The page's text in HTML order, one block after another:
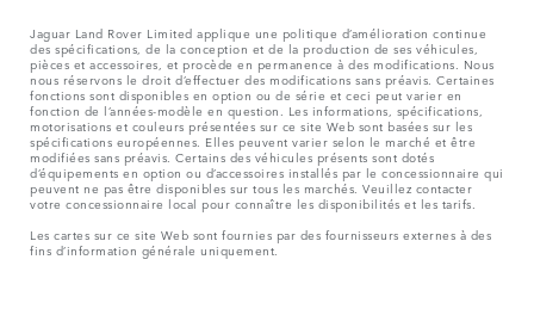
Jaguar Land Rover Limited applique une politique d’amélioration continue
des spécifications, de la conception et de la production de ses véhicules,
pièces et accessoires, et procède en permanence à des modifications. Nous
nous réservons le droit d’effectuer des modifications sans préavis. Certaines
fonctions sont disponibles en option ou de série et ceci peut varier en
fonction de l’années-modèle en question. Les informations, spécifications,
motorisations et couleurs présentées sur ce site Web sont basées sur les
spécifications européennes. Elles peuvent varier selon le marché et être
modifiées sans préavis. Certains des véhicules présents sont dotés
d’équipements en option ou d’accessoires installés par le concessionnaire qui
peuvent ne pas être disponibles sur tous les marchés. Veuillez contacter
votre concessionnaire local pour connaître les disponibilités et les tarifs.
Les cartes sur ce site Web sont fournies par des fournisseurs externes à des
fins d’information générale uniquement.